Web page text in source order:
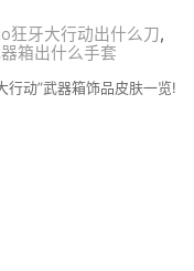
狂牙大行动出什么刀,
箱出什么手套
行动”武器箱饰品皮肤一览!